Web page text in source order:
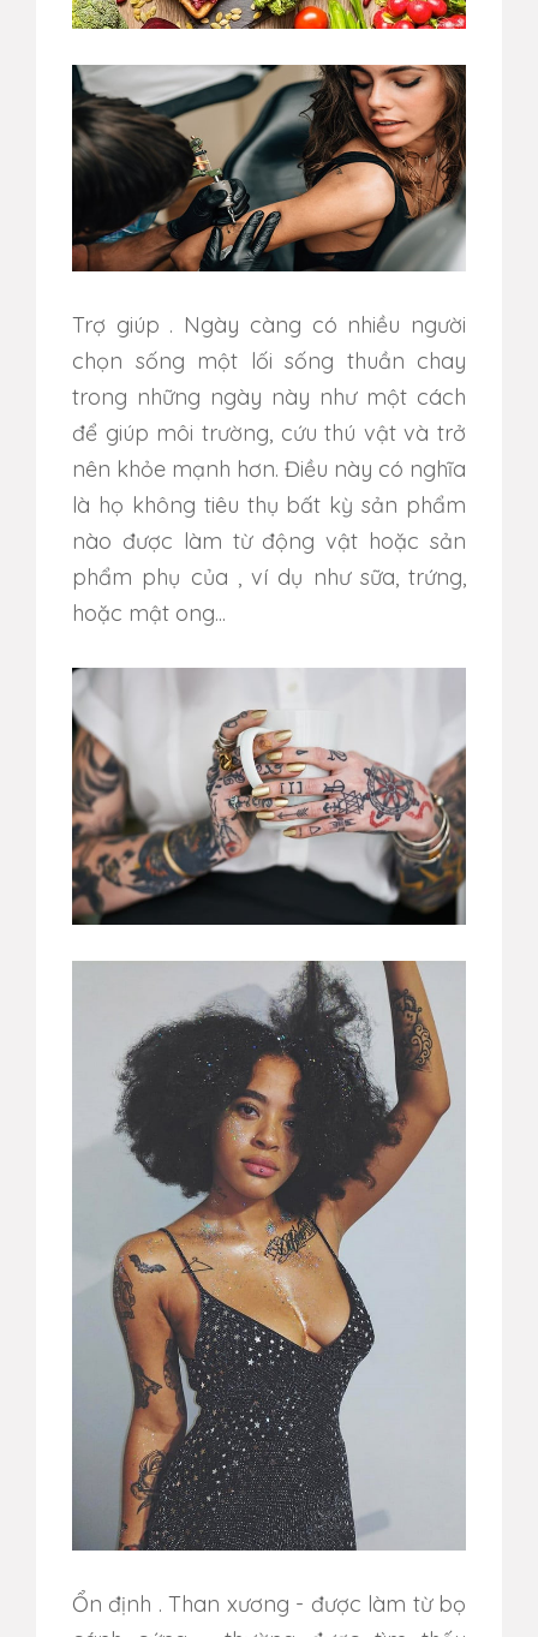
Trợ giúp . Ngày càng có nhiều người
chọn sống một lối sống thuần chay
trong những ngày này như một cách
để giúp môi trường, cứu thú vật và trở
nên khỏe mạnh hơn. Điều này có nghĩa
là họ không tiêu thụ bất kỳ sản phẩm
nào được làm từ động vật hoặc sản
phẩm phụ của , ví dụ nhưsữa, trứng,
hoặc mật ong...
Ổn định . Than xương - được làm từ bọ